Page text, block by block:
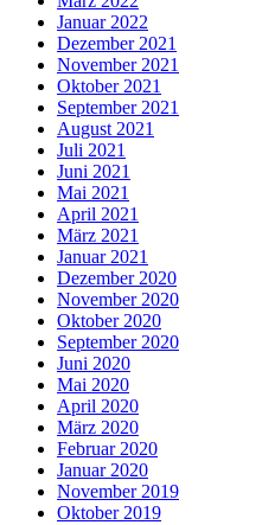
Januar 2022
Dezember 2021
November 2021
Oktober 2021
September 2021
August 2021
Juli 2021
Juni 2021
Mai 2021
April 2021
März 2021
Januar 2021
Dezember 2020
November 2020
Oktober 2020
September 2020
Juni 2020
Mai 2020
April 2020
März 2020
Februar 2020
Januar 2020
November 2019
Oktober 2019